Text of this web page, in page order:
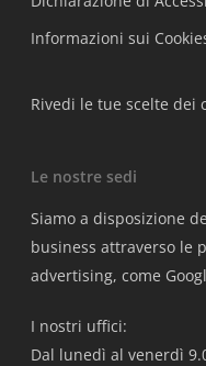
Informazioni sui
Rivedi le tue scelte dei
Le nostre sedi
Siamo a disposizione
business attraverso le
advertising, come
I nostri uffici:
Dal lunedì al venerdì